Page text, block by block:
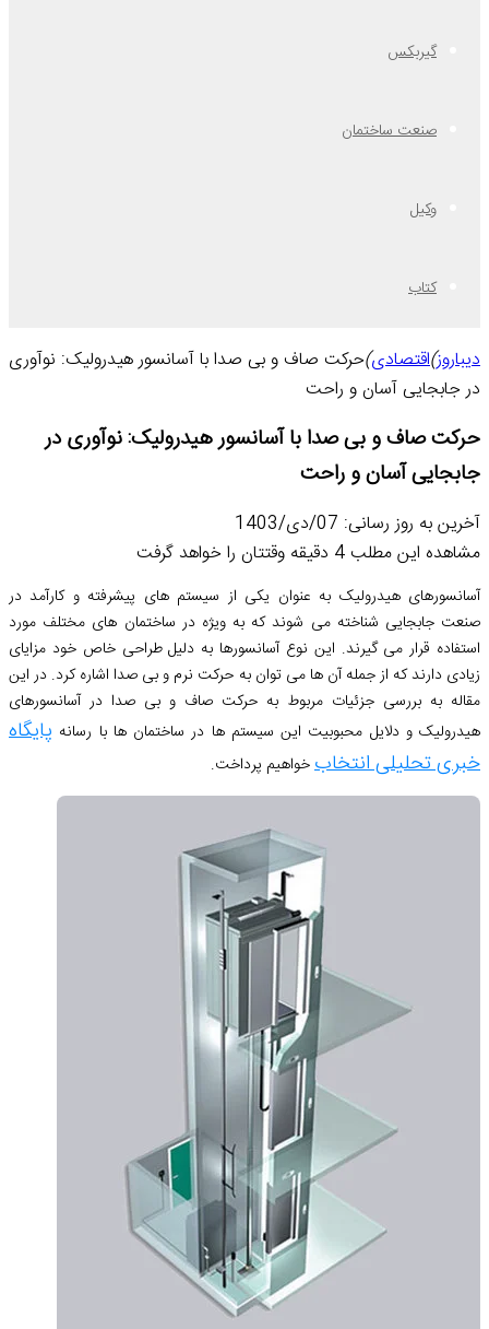
گیربکس
صنعت ساختمان
وکیل
کتاب
دیباروز)اقتصادی)حرکت صاف و بی صدا با آسانسور هیدرولیک: نوآوری
در جابجایی آسان و راحت
حرکت صاف و بی صدا با آسانسور هیدرولیک: نوآوری در
جابجایی آسان و راحت
آخرین به روز رسانی: 07/دی/1403
مشاهده این مطلب 4 دقیقه وقتتان را خواهد گرفت
آسانسورهای هیدرولیک به عنوان یکی از سیستم های پیشرفته و کارآمد در
صنعت جابجایی شناخته می شوند که به ویژه در ساختمان های مختلف مورد
استفاده قرار می گیرند. این نوع آسانسورها به دلیل طراحی خاص خود مزایای
زیادی دارند که از جمله آن ها می توان به حرکت نرم و بی صدا اشاره کرد. در این
مقاله به بررسی جزئیات مربوط به حرکت صاف و بی صدا در آسانسورهای
هیدرولیک و دلایل محبوبیت این سیستم ها در ساختمان ها با رسانه پایگاه
خبری تحلیلی انتخابخواهیم پرداخت.